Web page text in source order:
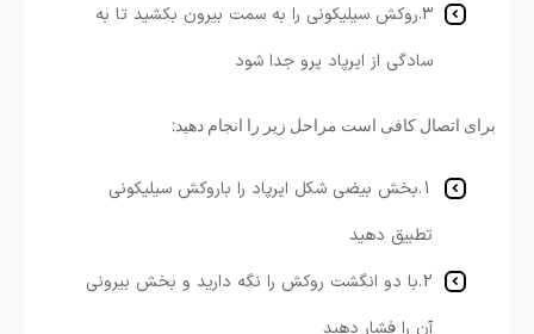
3.روکش سیلیکونی را به سمت بیرون بکشید تا به
سادگی از ایرپاد پرو جدا شود
برای اتصال کافی است مراحل زیر را انجام دهید:
1.بخش بیضی شکل ایرپاد را باروکش سیلیکونی
تطبیق دهید
2.با دو انگشت روکش را نگه دارید و بخش بیرونی
آن را فشار دهید